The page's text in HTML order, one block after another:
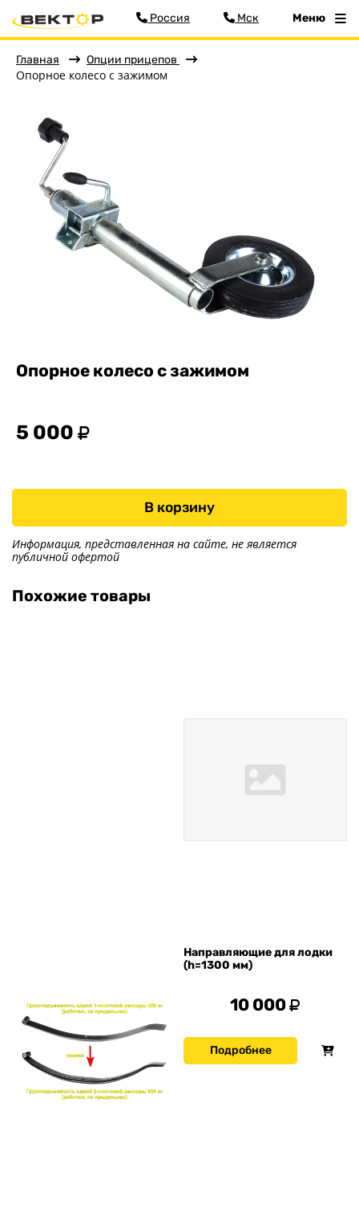
Прицепы
О заводе
Оплата и доставка
Россия Мск Меню
Главная Опции прицепов
Опорное колесо с зажимом
Опорное колесо с зажимом
5 000
В корзину
Информация, представленная на сайте, не является
публичной офертой
Похожие товары
Направляющие для лодки
(h=1300 мм)
10 000
Подробнее